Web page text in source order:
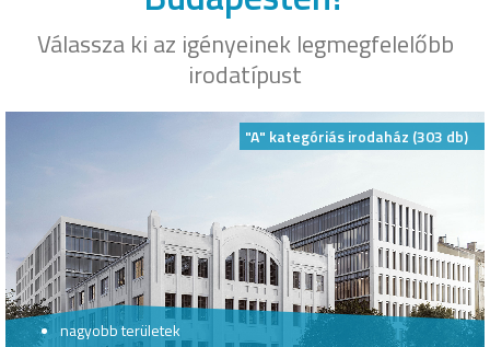
Válassza ki az igényeinek legmegfelelőbb
irodatípust
"A" kategóriás irodaház (303 db)
nagyobb területek